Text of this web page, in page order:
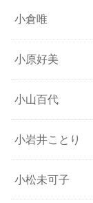
小倉唯
小原好美
小山百代
小岩井ことり
小松未可子